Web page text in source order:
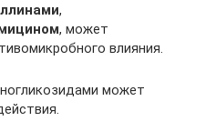
,
, может
влияния.
может